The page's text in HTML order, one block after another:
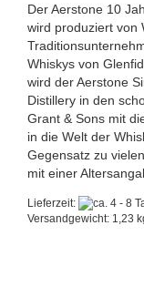
Der Aerstone 10
wird produziert von
Whiskys von
wird der Aerstone
Distillery in den
Grant & Sons mit
in die Welt der
Gegensatz zu
mit einer
Lieferzeit:
Versandgewicht: 1,23